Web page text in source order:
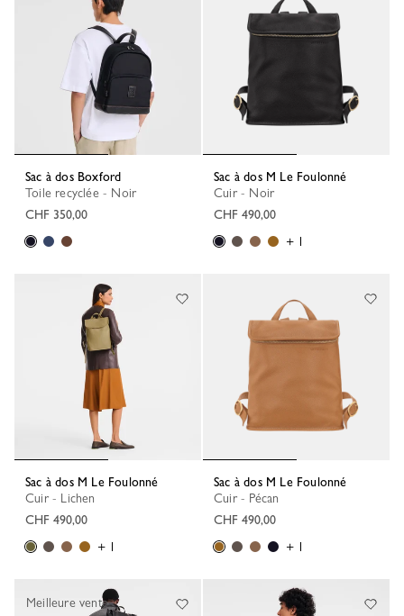
Sac à dos Boxford
Toile recyclée - Noir
CHF 350,00
Sac à dos M Le Foulonné
Cuir - Noir
CHF 490,00
+ 1
Sac à dos M Le Foulonné
Cuir - Lichen
CHF 490,00
+ 1
Sac à dos M Le Foulonné
Cuir - Pécan
CHF 490,00
+ 1
Meilleure vente